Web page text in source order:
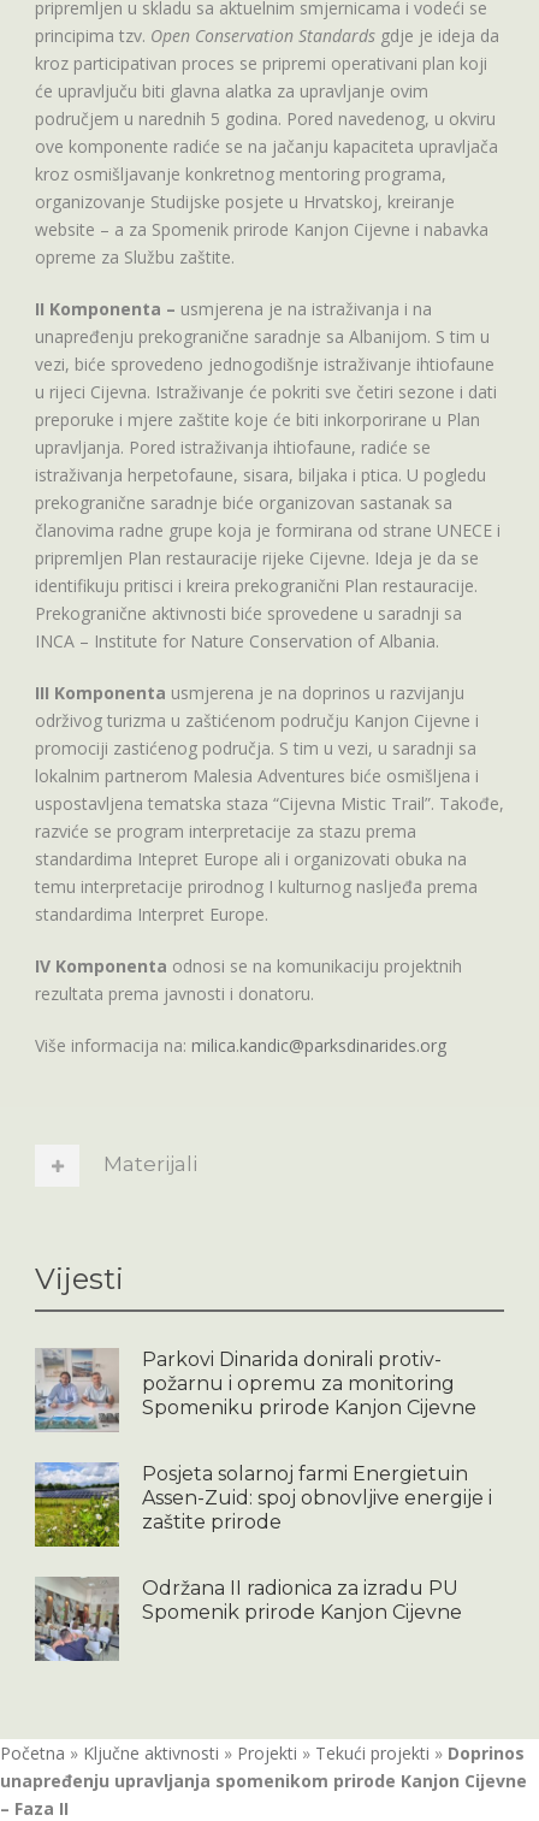
pripremljen u skladu sa aktuelnim smjernicama i vodeći se
principima tzv. Open Conservation Standards gdje je ideja da
kroz participativan proces se pripremi operativani plan koji
će upravljuču biti glavna alatka za upravljanje ovim
područjem u narednih 5 godina. Pored navedenog, u okviru
ove komponente radiće se na jačanju kapaciteta upravljača
kroz osmišljavanje konkretnog mentoring programa,
organizovanje Studijske posjete u Hrvatskoj, kreiranje
website – a za Spomenik prirode Kanjon Cijevne i nabavka
opreme za Službu zaštite.
II Komponenta – usmjerena je na istraživanja i na
unapređenju prekogranične saradnje sa Albanijom. S tim u
vezi, biće sprovedeno jednogodišnje istraživanje ihtiofaune
u rijeci Cijevna. Istraživanje će pokriti sve četiri sezone i dati
preporuke i mjere zaštite koje će biti inkorporirane u Plan
upravljanja. Pored istraživanja ihtiofaune, radiće se
istraživanja herpetofaune, sisara, biljaka i ptica. U pogledu
prekogranične saradnje biće organizovan sastanak sa
članovima radne grupe koja je formirana od strane UNECE i
pripremljen Plan restauracije rijeke Cijevne. Ideja je da se
identifikuju pritisci i kreira prekogranični Plan restauracije.
Prekogranične aktivnosti biće sprovedene u saradnji sa
INCA – Institute for Nature Conservation of Albania.
III Komponenta usmjerena je na doprinos u razvijanju
održivog turizma u zaštićenom području Kanjon Cijevne i
promociji zastićenog područja. S tim u vezi, u saradnji sa
lokalnim partnerom Malesia Adventures biće osmišljena i
uspostavljena tematska staza “Cijevna Mistic Trail”. Takođe,
razviće se program interpretacije za stazu prema
standardima Intepret Europe ali i organizovati obuka na
temu interpretacije prirodnog I kulturnog nasljeđa prema
standardima Interpret Europe.
IV Komponenta odnosi se na komunikaciju projektnih
rezultata prema javnosti i donatoru.
Više informacija na: milica.kandic@parksdinarides.org
Materijali
Vijesti
Parkovi Dinarida donirali protiv-
požarnu i opremu za monitoring
Spomeniku prirode Kanjon Cijevne
Posjeta solarnoj farmi Energietuin
Assen-Zuid: spoj obnovljive energije i
zaštite prirode
Održana II radionica za izradu PU
Spomenik prirode Kanjon Cijevne
Početna » Ključne aktivnosti » Projekti » Tekući projekti » Doprinos
unapređenju upravljanja spomenikom prirode Kanjon Cijevne
– Faza II